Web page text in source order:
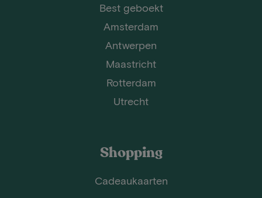
Best geboekt
Amsterdam
Antwerpen
Maastricht
Rotterdam
Utrecht
Shopping
Cadeaukaarten